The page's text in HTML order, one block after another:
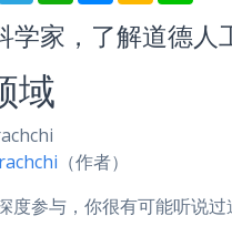
e
g
a
m
s
s
e
a
o
学家，了解道德人
域
（作者）
度参与，你很有可能听说过